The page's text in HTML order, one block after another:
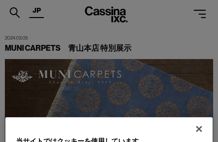
.
PRODUCTS
SERVICES
MAGAZINE
SUPPORT
JP
2024.03.05
MUNI CARPETS 青山本店 特別展示